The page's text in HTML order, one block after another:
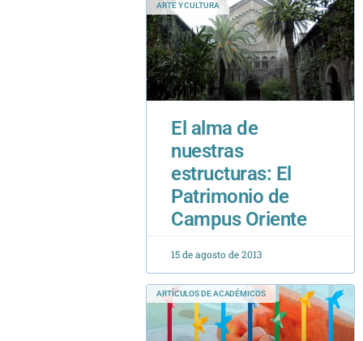
ARTE Y CULTURA
El alma de
nuestras
estructuras: El
Patrimonio de
Campus Oriente
15 de agosto de 2013
ARTÍCULOS DE ACADÉMICOS